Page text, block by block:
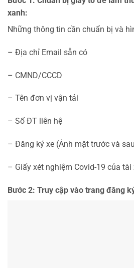
xanh:
Những thông tin cần chuẩn bị và
– Địa chỉ Email sẵn có
– CMND/CCCD
– Tên đơn vị vận tải
– Số ĐT liên hệ
– Đăng ký xe (Ảnh mặt trước và sau
– Giấy xét nghiệm Covid-19 của
Bước 2: Truy cập vào trang đăng